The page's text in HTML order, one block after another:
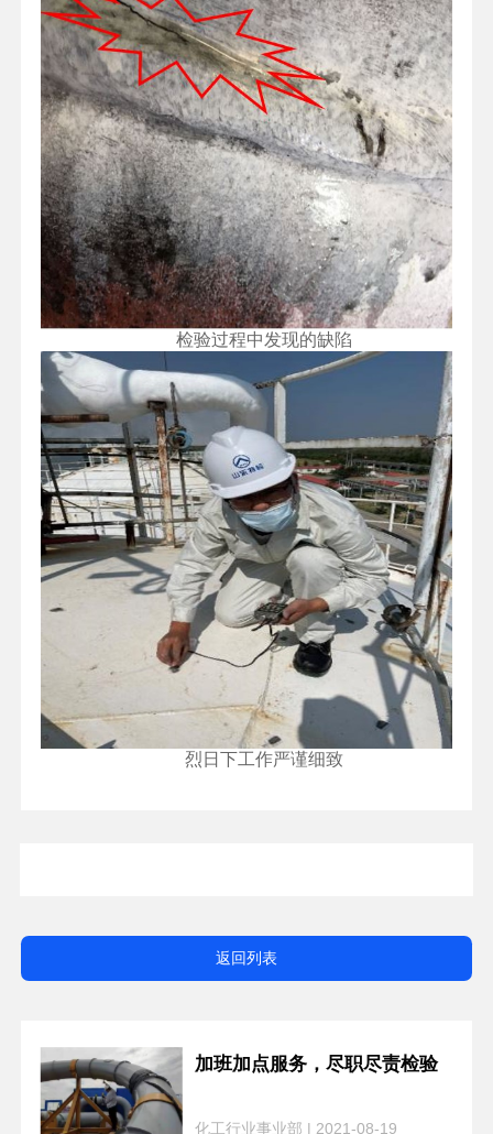
检验过程中发现的缺陷
烈日下工作严谨细致
返回列表
加班加点服务，尽职尽责检验
化工行业事业部 | 2021-08-19